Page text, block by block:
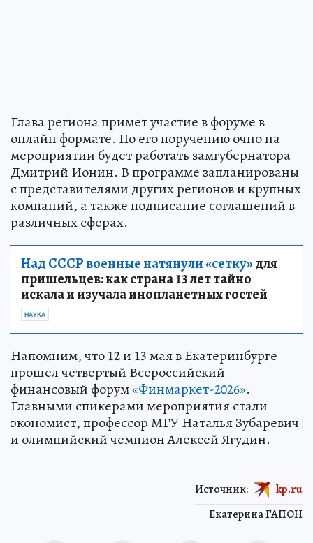
Глава региона примет участие в форуме в
онлайн формате. По его поручению очно на
мероприятии будет работать замгубернатора
Дмитрий Ионин. В программе запланированы
с представителями других регионов и крупных
компаний, а также подписание соглашений в
различных сферах.
Над СССР военные натянули «сетку»для
пришельцев: как страна 13 лет тайно
искала и изучала инопланетных гостей
НАУКА
Напомним, что 12 и 13 мая в Екатеринбурге
прошел четвертый Всероссийский
финансовый форум«Финмаркет-2026».
Главными спикерами мероприятия стали
экономист, профессор МГУ Наталья Зубаревич
и олимпийский чемпион Алексей Ягудин.
Екатерина ГАПОН
Источник: kp.ru